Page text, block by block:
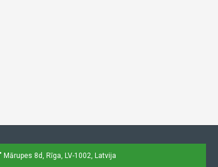
Mārupes 8d, Rīga, LV-1002, Latvija